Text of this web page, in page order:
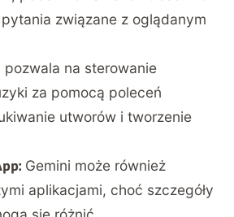
związane z oglądanym
pozwala na sterowanie
za pomocą poleceń
utworów i tworzenie
Gemini może również
aplikacjami, choć szczegóły